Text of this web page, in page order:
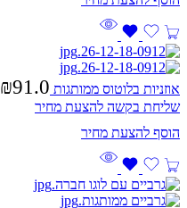
אוזניות בלוטוס ממותגות ₪91.0
שליחת בקשה להצעת מחיר